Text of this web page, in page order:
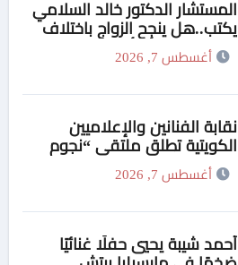
المستشار الدكتور خالد السلامي
يكتب..هل ينجح الزواج باختلاف
الجنسيات … أم أن النجاح تصنعه
منظومة القيم؟
أغسطس 7, 2026
نقابة الفنانين والإعلاميين
الكويتية تطلق ملتقى “نجوم
الوطن” وتكرّم المرزوق وكوكبة
من رموز الفن والإعلام واتحاد
أغسطس 7, 2026
أحمد شيبة يحيي حفلًا غنائيًا